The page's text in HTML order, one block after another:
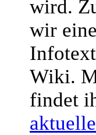
wird.
wir
Wiki.
findet